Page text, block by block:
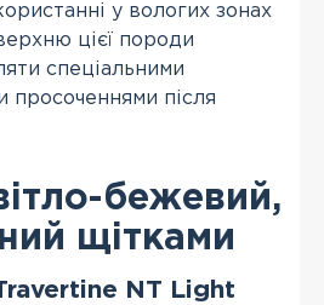
у вологих зонах
цієї породи
спеціальними
просоченнями після
бежевий,
щітками
NT Light